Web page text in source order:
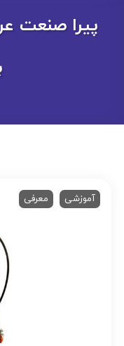
پیرا صنعت
آموزشی معرفی